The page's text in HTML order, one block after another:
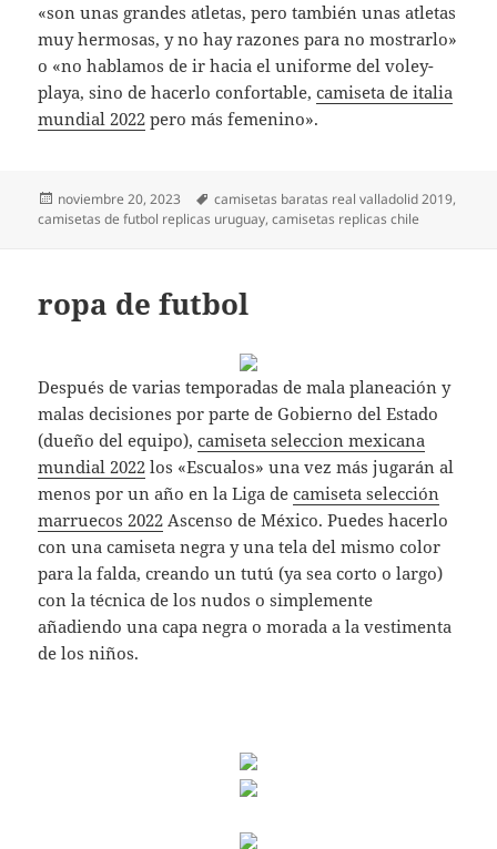
«son unas grandes atletas, pero también unas atletas
muy hermosas, y no hay razones para no mostrarlo»
o «no hablamos de ir hacia el uniforme del voley-
playa, sino de hacerlo confortable,camiseta de italia
mundial 2022 pero más femenino».
Publicado
el
noviembre 20, 2023 Etiquetas
camisetas baratas real valladolid 2019,
camisetas de futbol replicas uruguay,camisetas replicas chile
ropa de futbol
Después de varias temporadas de mala planeación y
malas decisiones por parte de Gobierno del Estado
(dueño del equipo),camiseta seleccion mexicana
mundial 2022 los «Escualos» una vez más jugarán al
menos por un año en la Liga decamiseta selección
marruecos 2022 Ascenso de México. Puedes hacerlo
con una camiseta negra y una tela del mismo color
para la falda, creando un tutú (ya sea corto o largo)
con la técnica de los nudos o simplemente
añadiendo una capa negra o morada a la vestimenta
de los niños.